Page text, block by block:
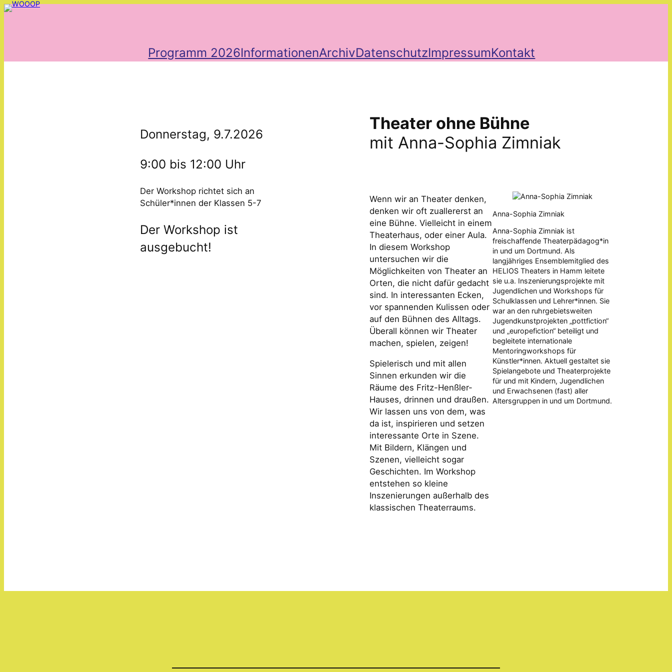
Zum
Programm 2026InformationenArchivDatenschutzImpressumKontakt
Donnerstag, 9.7.2026
9:00 bis 12:00 Uhr
Der Workshop richtet sich an
Schüler*innen der Klassen 5-7
Der Workshop ist
ausgebucht!
Theater ohne Bühne
mit Anna-Sophia Zimniak
Wenn wir an Theater denken,
denken wir oft zuallererst an
eine Bühne. Vielleicht in einem
Theaterhaus, oder einer Aula.
In diesem Workshop
untersuchen wir die
Möglichkeiten von Theater an
Orten, die nicht dafür gedacht
sind. In interessanten Ecken,
vor spannenden Kulissen oder
auf den Bühnen des Alltags.
Überall können wir Theater
machen, spielen, zeigen!
Spielerisch und mit allen
Sinnen erkunden wir die
Räume des Fritz-Henßler-
Hauses, drinnen und draußen.
Wir lassen uns von dem, was
da ist, inspirieren und setzen
interessante Orte in Szene.
Mit Bildern, Klängen und
Szenen, vielleicht sogar
Geschichten. Im Workshop
entstehen so kleine
Inszenierungen außerhalb des
klassischen Theaterraums.
Anna-Sophia Zimniak
Anna-Sophia Zimniak ist
freischaffende Theaterpädagog*in
in und um Dortmund. Als
langjähriges Ensemblemitglied des
HELIOS Theaters in Hamm leitete
sie u.a. Inszenierungsprojekte mit
Jugendlichen und Workshops für
Schulklassen und Lehrer*innen. Sie
war an den ruhrgebietsweiten
Jugendkunstprojekten „pottfiction“
und „europefiction“ beteiligt und
begleitete internationale
Mentoringworkshops für
Künstler*innen. Aktuell gestaltet sie
Spielangebote und Theaterprojekte
für und mit Kindern, Jugendlichen
und Erwachsenen (fast) aller
Altersgruppen in und um Dortmund.